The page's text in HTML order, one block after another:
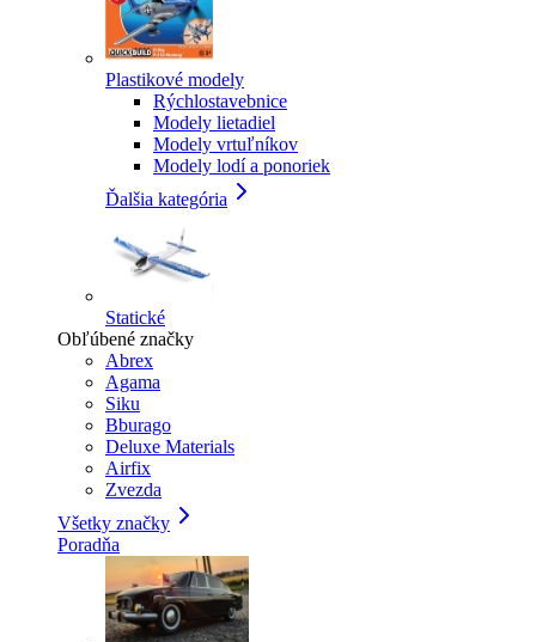
Plastikové modely
Rýchlostavebnice
Modely lietadiel
Modely vrtuľníkov
Modely lodí a ponoriek
Ďalšia kategória
Statické
Obľúbené značky
Abrex
Agama
Siku
Bburago
Deluxe Materials
Airfix
Zvezda
Všetky značky
Poradňa